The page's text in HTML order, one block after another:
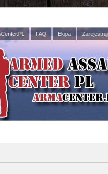
FAQ Ekipa Zarejestruj